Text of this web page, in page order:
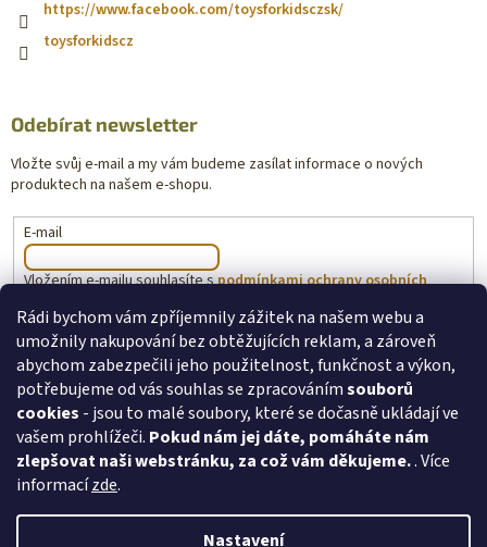
Rádi bychom vám zpříjemnily zážitek na našem webu a
umožnily nakupování bez obtěžujících reklam, a zároveň
abychom zabezpečili jeho použitelnost, funkčnost a výkon,
potřebujeme od vás souhlas se zpracovánímsouborů
cookies - jsou to malé soubory, které se dočasně ukládají ve
vašem prohlížeči. Pokud nám jej dáte, pomáháte nám
zlepšovat naši webstránku, za což vám děkujeme.. Více
informacízde.
Nastavení
https://www.facebook.com/toysforkidsczsk/
toysforkidscz
Odebírat newsletter
Vložte svůj e-mail a my vám budeme zasílat informace o nových
produktech na našem e-shopu.
E-mail
Vložením e-mailu souhlasíte spodmínkami ochrany osobních
PŘIHLÁSIT SE
toysforkids.cz Ochrana osobních údajů